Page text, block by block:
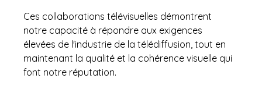
Ces collaborations télévisuelles démontrent
notre capacité à répondre aux exigences
élevées de l'industrie de la télédiffusion, tout en
maintenant la qualité et la cohérence visuelle qui
font notre réputation.